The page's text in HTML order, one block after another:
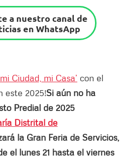
a nuestro canal de
en WhatsApp
Ciudad, mi Casa’ con el
este 2025!Si aún no ha
Predial de 2025
Distrital de
la Gran Feria de Servicios,
el lunes 21 hasta el viernes